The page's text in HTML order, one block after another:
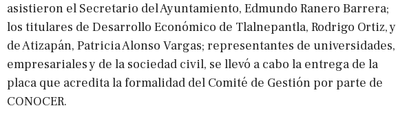
asistieron el Secretario del Ayuntamiento, Edmundo Ranero Barrera;
los titulares de Desarrollo Económico de Tlalnepantla, Rodrigo Ortiz, y
de Atizapán, Patricia Alonso Vargas; representantes de universidades,
empresariales y de la sociedad civil, se llevó a cabo la entrega de la
placa que acredita la formalidad del Comité de Gestión por parte de
CONOCER.